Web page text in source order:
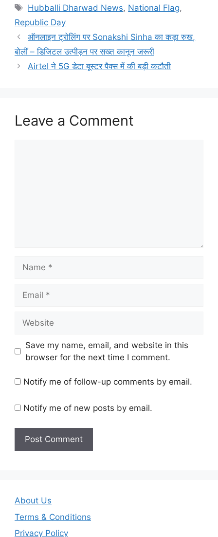
Tags
Hubballi Dharwad News, National Flag,
Republic Day
ऑनलाइन ट्रोलिंग पर Sonakshi Sinha का कड़ा रुख,
बोलीं – डिजिटल उत्पीड़न पर सख्त कानून जरूरी
Airtel ने 5G डेटा बूस्टर पैक्स में की बड़ी कटौती
Leave a Comment
Save my name, email, and website in this
browser for the next time I comment.
Notify me of follow-up comments by email.
Notify me of new posts by email.
About Us
Terms & Conditions
Privacy Policy